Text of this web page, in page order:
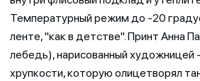
Температурный режим до -20
ленте, "как в детстве". Принт Анна
лебедь), нарисованный художницей
хрупкости, которую олицетворял